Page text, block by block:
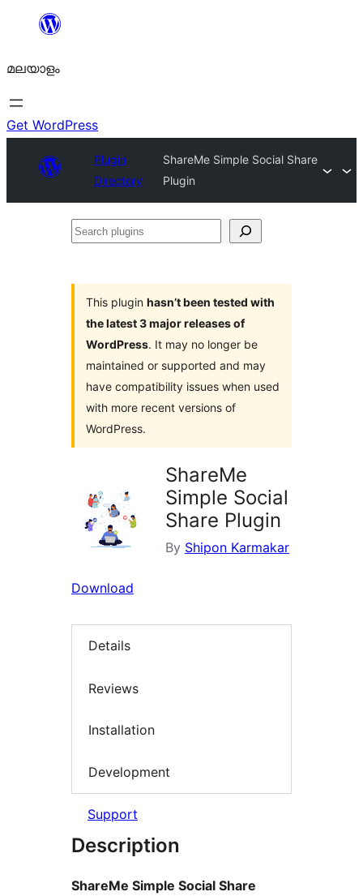
ഉള്ളടക്കത്തിലേക്ക്
മലയാളം
Get WordPress
Plugin
Directory
ShareMe Simple Social Share
Plugin
Search
This plugin hasn’t been tested with
the latest 3 major releases of
WordPress. It may no longer be
maintained or supported and may
have compatibility issues when used
with more recent versions of
WordPress.
ShareMe
Simple Social
Share Plugin
By Shipon Karmakar
Download
Details
Reviews
Installation
Development
Support
Description
ShareMe Simple Social Share